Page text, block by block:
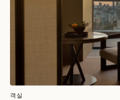
객실